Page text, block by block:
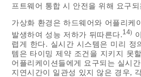
프트웨어 통합 시 안전을 위해 요구
가상화 환경은 하드웨어와 어플리케
발생하여 성능 저하가 뒤따른다.14)
렵게 한다. 실시간 시스템은 미리 정
템은 타이밍 제약 조건을 지키지 못
어플리케이션들에게 요구되는 실시
지연시간이 일관성 있지 않은 경우,